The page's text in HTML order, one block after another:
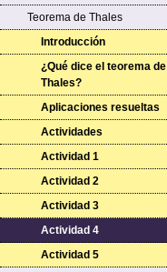
Teorema de Thales
Introducción
¿Qué dice el teorema de
Thales?
Aplicaciones resueltas
Actividades
Actividad 1
Actividad 2
Actividad 3
Actividad 4
Actividad 5